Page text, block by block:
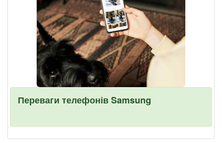
Переваги телефонів Samsung